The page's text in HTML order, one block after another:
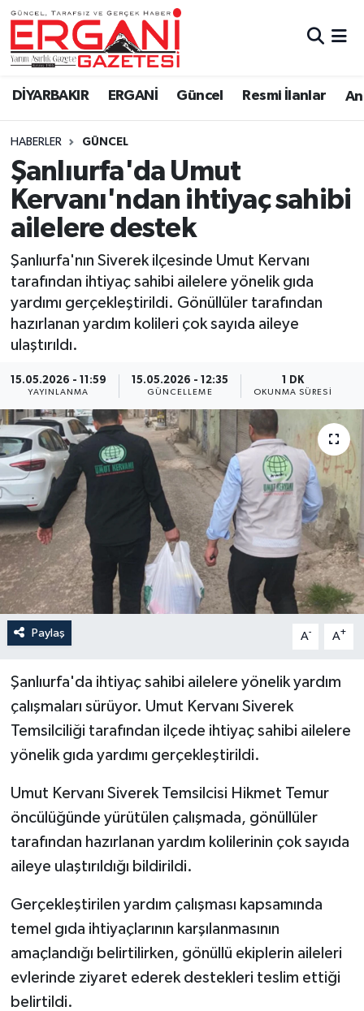
DİYARBAKIR ERGANİ Güncel Resmi İlanlar
HABERLER GÜNCEL
Şanlıurfa'da Umut
Kervanı'ndan ihtiyaç sahibi
ailelere destek
Şanlıurfa'nın Siverek ilçesinde Umut Kervanı
tarafından ihtiyaç sahibi ailelere yönelik gıda
yardımı gerçekleştirildi. Gönüllüler tarafından
hazırlanan yardım kolileri çok sayıda aileye
ulaştırıldı.
15.05.2026 - 11:59
YAYINLANMA
15.05.2026 - 12:35
GÜNCELLEME
1 DK
OKUNMA SÜRESI
Paylaş A- A+
Şanlıurfa'da ihtiyaç sahibi ailelere yönelik yardım
çalışmaları sürüyor. Umut Kervanı Siverek
Temsilciliği tarafından ilçede ihtiyaç sahibi ailelere
yönelik gıda yardımı gerçekleştirildi.
Umut Kervanı Siverek Temsilcisi Hikmet Temur
öncülüğünde yürütülen çalışmada, gönüllüler
tarafından hazırlanan yardım kolilerinin çok sayıda
aileye ulaştırıldığı bildirildi.
Gerçekleştirilen yardım çalışması kapsamında
temel gıda ihtiyaçlarının karşılanmasının
amaçlandığı belirtilirken, gönüllü ekiplerin aileleri
evlerinde ziyaret ederek destekleri teslim ettiği
belirtildi.
DİYARBAKIR
BİSMİL
BAĞLAR
ERGANİ
Güncel
Resmi İlanlar
Sağlık
Si̇yaset
Spor
Yaşam
Anali̇z
Bi̇li̇m & Teknoloji̇
Dünya
Eği̇ti̇m
Ergani Nöbetçi Eczaneler
Ergani Hava Durumu
Ergani Trafik Yoğunluk Haritası
Süper Lig Puan Durumu ve Fikstür
Tüm Manşetler
Son Dakika Haberleri
Haber Arşivi